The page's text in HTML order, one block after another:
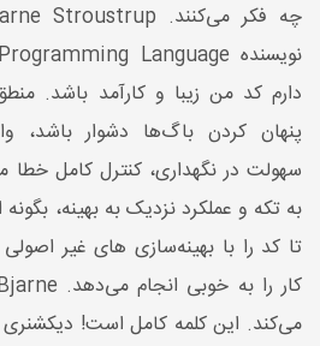
دارم کد من زیبا و کارآمد باشد.
پنهان کردن باگ‌ها دشوار باشد،
سهولت در نگهداری، کنترل کامل خطا
به تکه و عملکرد نزدیک به بهینه،
تا کد را با بهینه‌سازی های غیر